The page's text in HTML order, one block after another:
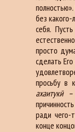
без
себя.
просто
сделать
просьбу в
ахаитукӣ –
ради чего-
конце